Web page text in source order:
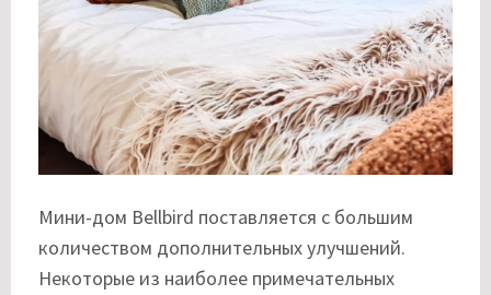
Мини-дом Bellbird поставляется с большим
количеством дополнительных улучшений.
Некоторые из наиболее примечательных